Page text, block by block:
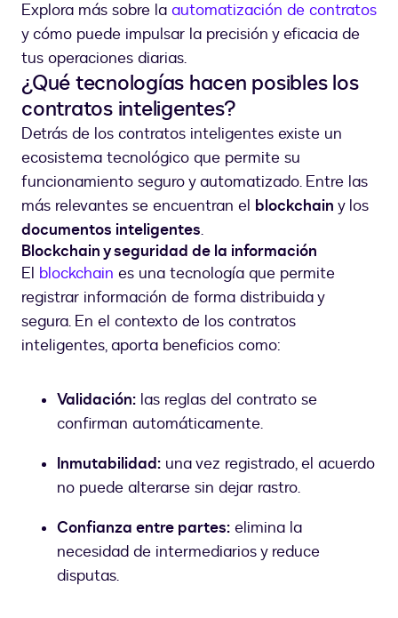
Explora más sobre la automatización de contratos
y cómo puede impulsar la precisión y eficacia de
tus operaciones diarias.
¿Qué tecnologías hacen posibles los
contratos inteligentes?
Detrás de los contratos inteligentes existe un
ecosistema tecnológico que permite su
funcionamiento seguro y automatizado. Entre las
más relevantes se encuentran el blockchain y los
documentos inteligentes.
Blockchain y seguridad de la información
El blockchain es una tecnología que permite
registrar información de forma distribuida y
segura. En el contexto de los contratos
inteligentes, aporta beneficios como:
Validación: las reglas del contrato se
confirman automáticamente.
Inmutabilidad: una vez registrado, el acuerdo
no puede alterarse sin dejar rastro.
Confianza entre partes: elimina la
necesidad de intermediarios y reduce
disputas.